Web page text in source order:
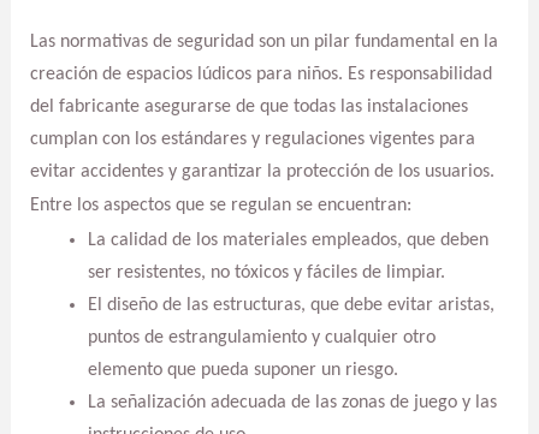
Las normativas de seguridad son un pilar fundamental en la
creación de espacios lúdicos para niños. Es responsabilidad
del fabricante asegurarse de que todas las instalaciones
cumplan con los estándares y regulaciones vigentes para
evitar accidentes y garantizar la protección de los usuarios.
Entre los aspectos que se regulan se encuentran:
La calidad de los materiales empleados, que deben
ser resistentes, no tóxicos y fáciles de limpiar.
El diseño de las estructuras, que debe evitar aristas,
puntos de estrangulamiento y cualquier otro
elemento que pueda suponer un riesgo.
La señalización adecuada de las zonas de juego y las